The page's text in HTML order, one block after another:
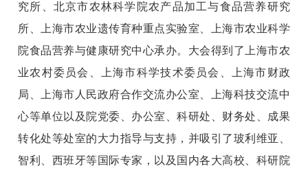
究所、北京市农林科学院农产品加工与食品营养研究
所、上海市农业遗传育种重点实验室、上海市农业科学
院食品营养与健康研究中心承办。大会得到了上海市农
业农村委员会、上海市科学技术委员会、上海市财政
局、上海市人民政府合作交流办公室、上海科技交流中
心等单位以及院党委、办公室、科研处、财务处、成果
转化处等处室的大力指导与支持，并吸引了玻利维亚、
智利、西班牙等国际专家，以及国内各大高校、科研院